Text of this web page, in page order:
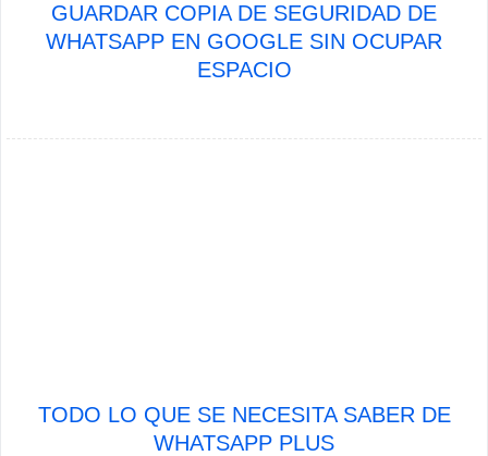
GUARDAR COPIA DE SEGURIDAD DE
WHATSAPP EN GOOGLE SIN OCUPAR
ESPACIO
TODO LO QUE SE NECESITA SABER DE
WHATSAPP PLUS